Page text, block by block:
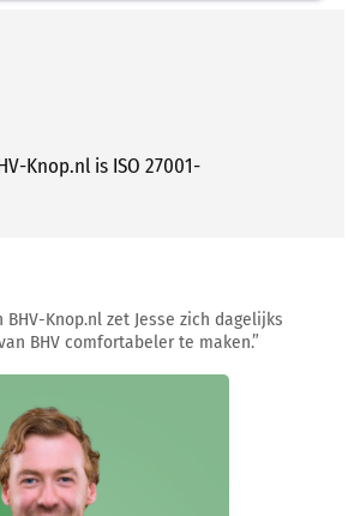
Knop.nl is ISO 27001-
BHV-Knop.nl zet Jesse zich dagelijks
BHV comfortabeler te maken.”